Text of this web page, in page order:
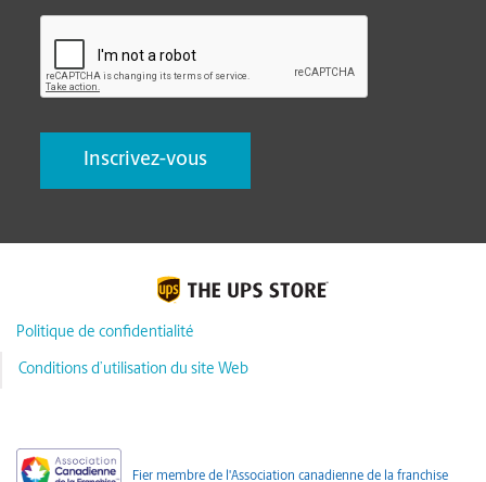
Politique de confidentialité
Conditions d’utilisation du site Web
Fier membre de l'Association canadienne de la franchise